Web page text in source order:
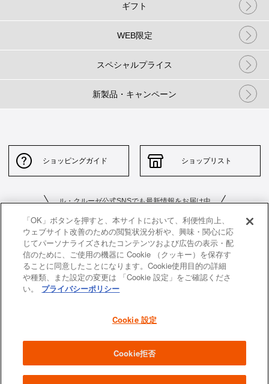
ギフト
WEB限定
スペシャルプライス
新製品・キャンペーン
ショッピングガイド ショップリスト
ル・クルーゼ公式SNSでも最新情報をお届け中
お問い合わせ サイトポリシー
「OK」ボタンを押すと、本サイトにおいて、利便性向上、
ウェブサイト改善のための閲覧状況分析や、興味・関心に応
じてパーソナライズされたコンテンツおよび広告の表示・配
信のために、ご使用の機器に Cookie （クッキー）を保存す
ることに同意したことになります。Cookie使用目的の詳細
や種類、また設定の変更は 「Cookie 設定」をご確認くださ
い。
プライバシーポリシー
Cookie 設定
Cookie拒否